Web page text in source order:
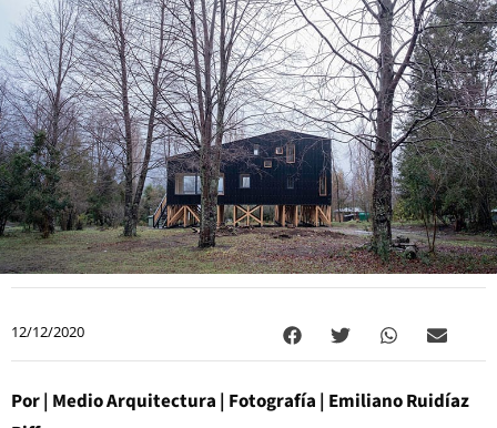
12/12/2020
Por | Medio Arquitectura | Fotografía | Emiliano Ruidíaz